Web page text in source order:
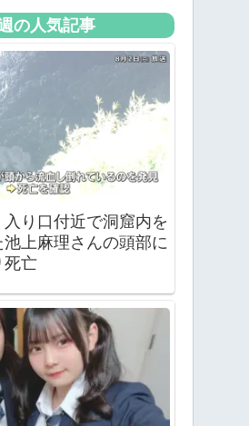
の人気記事
入り口付近で洞窟内を
上麻理さんの頭部に
死亡